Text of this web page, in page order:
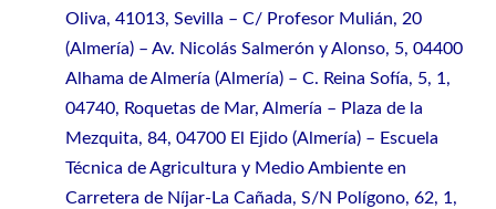
Oliva, 41013, Sevilla – C/ Profesor Mulián, 20
(Almería) – Av. Nicolás Salmerón y Alonso, 5, 04400
Alhama de Almería (Almería) – C. Reina Sofía, 5, 1,
04740, Roquetas de Mar, Almería – Plaza de la
Mezquita, 84, 04700 El Ejido (Almería) – Escuela
Técnica de Agricultura y Medio Ambiente en
Carretera de Níjar-La Cañada, S/N Polígono, 62, 1,